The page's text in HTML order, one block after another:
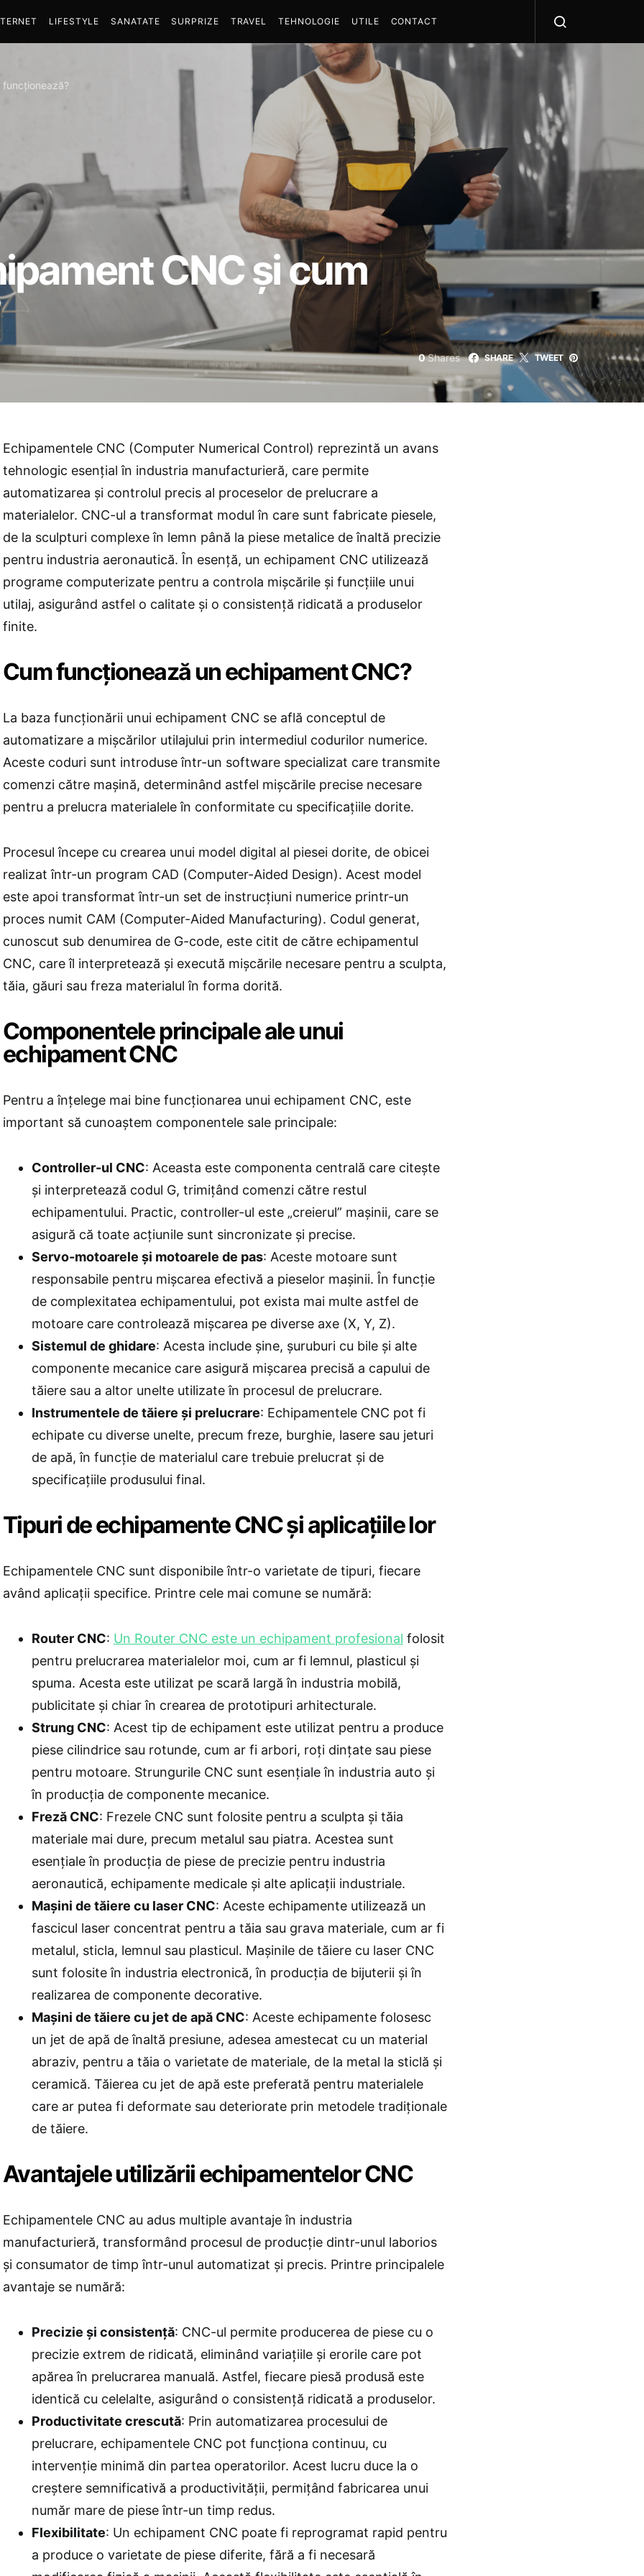
LIFESTYLE SANATATE SURPRIZE TRAVEL TEHNOLOGIE UTILE CONTACT
CNC și cum
0 Shares SHARE TWEET
Echipamentele CNC (Computer Numerical Control) reprezintă un avans
tehnologic esențial în industria manufacturieră, care permite
automatizarea și controlul precis al proceselor de prelucrare a
materialelor. CNC-ul a transformat modul în care sunt fabricate piesele,
de la sculpturi complexe în lemn până la piese metalice de înaltă precizie
pentru industria aeronautică. În esență, un echipament CNC utilizează
programe computerizate pentru a controla mișcările și funcțiile unui
utilaj, asigurând astfel o calitate și o consistență ridicată a produselor
finite.
Cum funcționează un echipament CNC?
La baza funcționării unui echipament CNC se află conceptul de
automatizare a mișcărilor utilajului prin intermediul codurilor numerice.
Aceste coduri sunt introduse într-un software specializat care transmite
comenzi către mașină, determinând astfel mișcările precise necesare
pentru a prelucra materialele în conformitate cu specificațiile dorite.
Procesul începe cu crearea unui model digital al piesei dorite, de obicei
realizat într-un program CAD (Computer-Aided Design). Acest model
este apoi transformat într-un set de instrucțiuni numerice printr-un
proces numit CAM (Computer-Aided Manufacturing). Codul generat,
cunoscut sub denumirea de G-code, este citit de către echipamentul
CNC, care îl interpretează și execută mișcările necesare pentru a sculpta,
tăia, găuri sau freza materialul în forma dorită.
Componentele principale ale unui
echipament CNC
Pentru a înțelege mai bine funcționarea unui echipament CNC, este
important să cunoaștem componentele sale principale:
Controller-ul CNC: Aceasta este componenta centrală care citește
și interpretează codul G, trimițând comenzi către restul
echipamentului. Practic, controller-ul este „creierul” mașinii, care se
asigură că toate acțiunile sunt sincronizate și precise.
Servo-motoarele și motoarele de pas: Aceste motoare sunt
responsabile pentru mișcarea efectivă a pieselor mașinii. În funcție
de complexitatea echipamentului, pot exista mai multe astfel de
motoare care controlează mișcarea pe diverse axe (X, Y, Z).
Sistemul de ghidare: Acesta include șine, șuruburi cu bile și alte
componente mecanice care asigură mișcarea precisă a capului de
tăiere sau a altor unelte utilizate în procesul de prelucrare.
Instrumentele de tăiere și prelucrare: Echipamentele CNC pot fi
echipate cu diverse unelte, precum freze, burghie, lasere sau jeturi
de apă, în funcție de materialul care trebuie prelucrat și de
specificațiile produsului final.
Tipuri de echipamente CNC și aplicațiile lor
Echipamentele CNC sunt disponibile într-o varietate de tipuri, fiecare
având aplicații specifice. Printre cele mai comune se numără:
Router CNC: Un Router CNC este un echipament profesional folosit
pentru prelucrarea materialelor moi, cum ar fi lemnul, plasticul și
spuma. Acesta este utilizat pe scară largă în industria mobilă,
publicitate și chiar în crearea de prototipuri arhitecturale.
Strung CNC: Acest tip de echipament este utilizat pentru a produce
piese cilindrice sau rotunde, cum ar fi arbori, roți dințate sau piese
pentru motoare. Strungurile CNC sunt esențiale în industria auto și
în producția de componente mecanice.
Freză CNC: Frezele CNC sunt folosite pentru a sculpta și tăia
materiale mai dure, precum metalul sau piatra. Acestea sunt
esențiale în producția de piese de precizie pentru industria
aeronautică, echipamente medicale și alte aplicații industriale.
Mașini de tăiere cu laser CNC: Aceste echipamente utilizează un
fascicul laser concentrat pentru a tăia sau grava materiale, cum ar fi
metalul, sticla, lemnul sau plasticul. Mașinile de tăiere cu laser CNC
sunt folosite în industria electronică, în producția de bijuterii și în
realizarea de componente decorative.
Mașini de tăiere cu jet de apă CNC: Aceste echipamente folosesc
un jet de apă de înaltă presiune, adesea amestecat cu un material
abraziv, pentru a tăia o varietate de materiale, de la metal la sticlă și
ceramică. Tăierea cu jet de apă este preferată pentru materialele
care ar putea fi deformate sau deteriorate prin metodele tradiționale
de tăiere.
Avantajele utilizării echipamentelor CNC
Echipamentele CNC au adus multiple avantaje în industria
manufacturieră, transformând procesul de producție dintr-unul laborios
și consumator de timp într-unul automatizat și precis. Printre principalele
avantaje se numără:
Precizie și consistență: CNC-ul permite producerea de piese cu o
precizie extrem de ridicată, eliminând variațiile și erorile care pot
apărea în prelucrarea manuală. Astfel, fiecare piesă produsă este
identică cu celelalte, asigurând o consistență ridicată a produselor.
Productivitate crescută: Prin automatizarea procesului de
prelucrare, echipamentele CNC pot funcționa continuu, cu
intervenție minimă din partea operatorilor. Acest lucru duce la o
creștere semnificativă a productivității, permițând fabricarea unui
număr mare de piese într-un timp redus.
Flexibilitate: Un echipament CNC poate fi reprogramat rapid pentru
a produce o varietate de piese diferite, fără a fi necesară